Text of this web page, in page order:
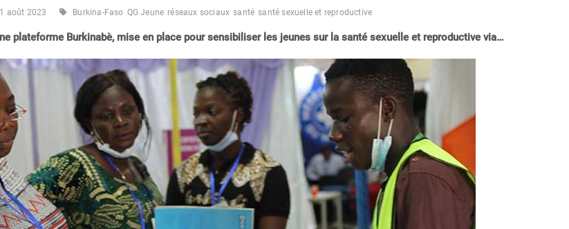
août 2023 Burkina-Faso QG Jeune réseaux sociaux santé santé sexuelle et reproductive
plateforme Burkinabè, mise en place pour sensibiliser les jeunes sur la santé sexuelle et reproductive via…